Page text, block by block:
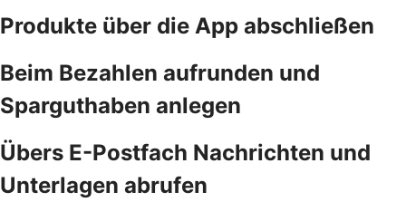
Produkte über die App abschließen
Beim Bezahlen aufrunden und
Sparguthaben anlegen
Übers E-Postfach Nachrichten und
Unterlagen abrufen